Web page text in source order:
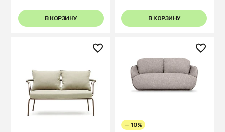
В КОРЗИНУ В КОРЗИНУ
— 10%